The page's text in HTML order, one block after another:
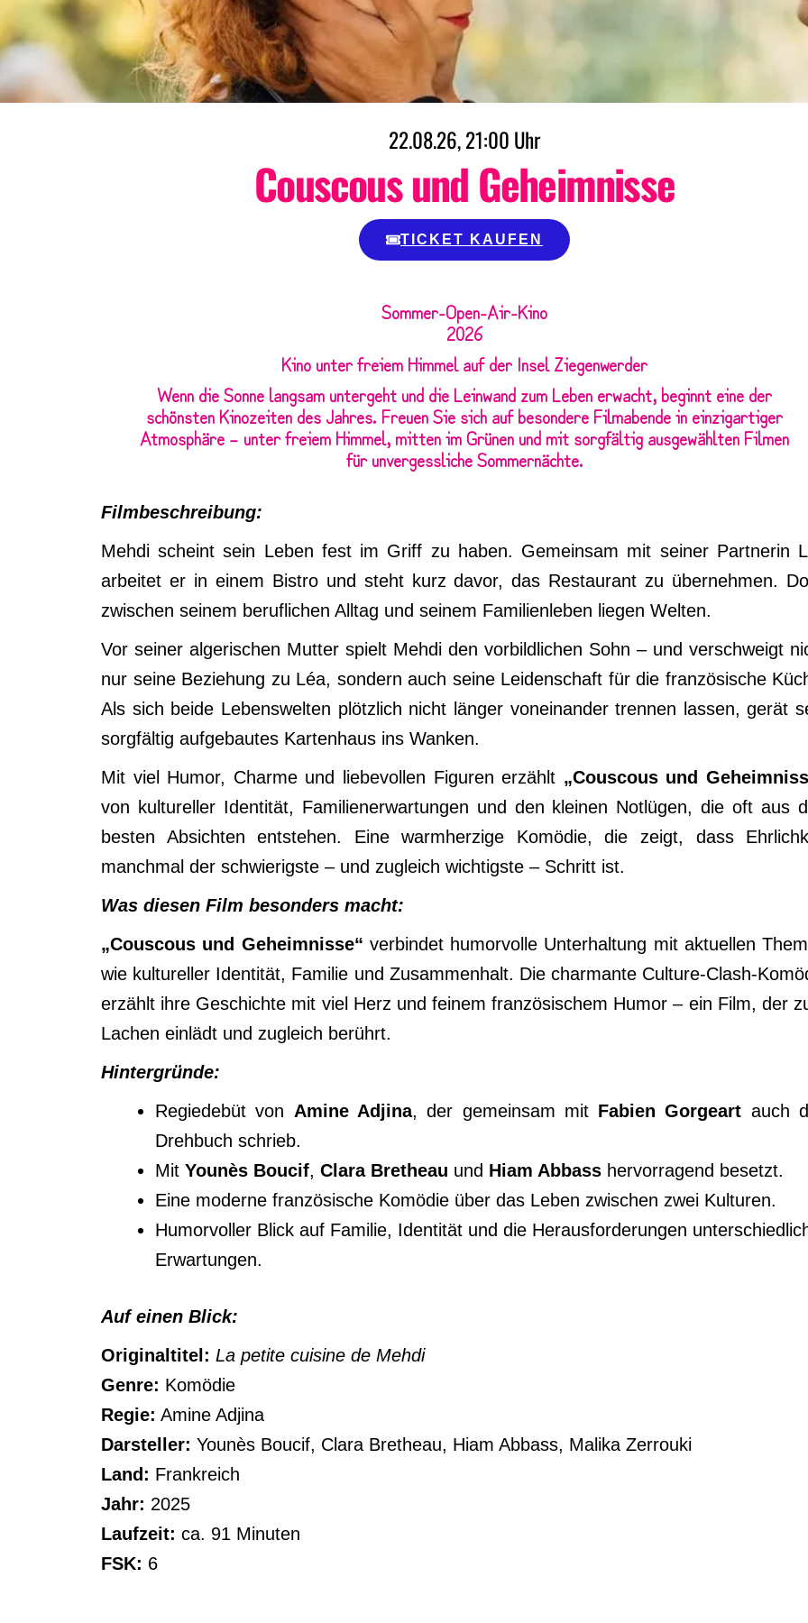
22.08.26, 21:00 Uhr
Couscous und Geheimnisse
TICKET KAUFEN
Sommer-Open-Air-Kino
2026
Kino unter freiem Himmel auf der Insel Ziegenwerder
Wenn die Sonne langsam untergeht und die Leinwand zum Leben erwacht, beginnt eine der
schönsten Kinozeiten des Jahres. Freuen Sie sich auf besondere Filmabende in einzigartiger
Atmosphäre – unter freiem Himmel, mitten im Grünen und mit sorgfältig ausgewählten Filmen
für unvergessliche Sommernächte.
Filmbeschreibung:
Mehdi scheint sein Leben fest im Griff zu haben. Gemeinsam mit seiner Partnerin
arbeitet er in einem Bistro und steht kurz davor, das Restaurant zu übernehmen.
zwischen seinem beruflichen Alltag und seinem Familienleben liegen Welten.
Vor seiner algerischen Mutter spielt Mehdi den vorbildlichen Sohn – und verschweigt
nur seine Beziehung zu Léa, sondern auch seine Leidenschaft für die französische
Als sich beide Lebenswelten plötzlich nicht länger voneinander trennen lassen, gerät
sorgfältig aufgebautes Kartenhaus ins Wanken.
Mit viel Humor, Charme und liebevollen Figuren erzählt „Couscous und
von kultureller Identität, Familienerwartungen und den kleinen Notlügen, die oft aus
besten Absichten entstehen. Eine warmherzige Komödie, die zeigt, dass
manchmal der schwierigste – und zugleich wichtigste – Schritt ist.
Was diesen Film besonders macht:
„Couscous und Geheimnisse“ verbindet humorvolle Unterhaltung mit aktuellen
wie kultureller Identität, Familie und Zusammenhalt. Die charmante Culture-Clash-
erzählt ihre Geschichte mit viel Herz und feinem französischem Humor – ein Film, der
Lachen einlädt und zugleich berührt.
Hintergründe:
Regiedebüt von Amine Adjina, der gemeinsam mit Fabien Gorgeart auch
Drehbuch schrieb.
Mit Younès Boucif, Clara Bretheau und Hiam Abbass hervorragend besetzt.
Eine moderne französische Komödie über das Leben zwischen zwei Kulturen.
Humorvoller Blick auf Familie, Identität und die Herausforderungen
Erwartungen.
Auf einen Blick:
Originaltitel: La petite cuisine de Mehdi
Genre: Komödie
Regie: Amine Adjina
Darsteller: Younès Boucif, Clara Bretheau, Hiam Abbass, Malika Zerrouki
Land: Frankreich
Jahr: 2025
Laufzeit: ca. 91 Minuten
FSK: 6